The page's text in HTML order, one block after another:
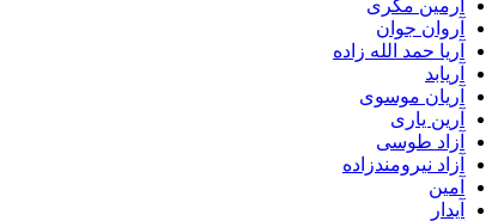
آرمین مکری
آروان جوان
آریا حمد الله زاده
آریابد
آریان موسوی
آرین یاری
آزاد طوسی
آزاد نیرومندزاده
آمین
آیدار